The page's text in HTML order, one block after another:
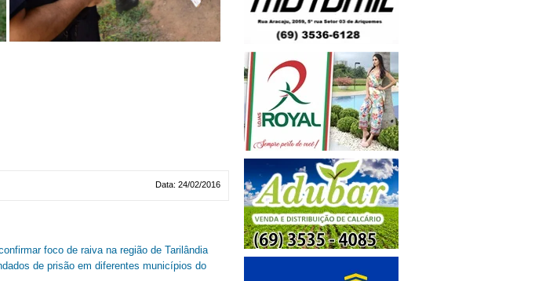
Data: 24/02/2016
foco de raiva na região de Tarilândia
de prisão em diferentes municípios do